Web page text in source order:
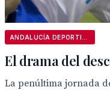
El drama del
La penúltima jornada